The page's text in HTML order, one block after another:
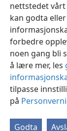
nettstedet vårt
kan godta
forbedre
noen gang bli
å lære mer, les
tilpasse
på
Godta
Copyright© 2026
Vilkår for bruk